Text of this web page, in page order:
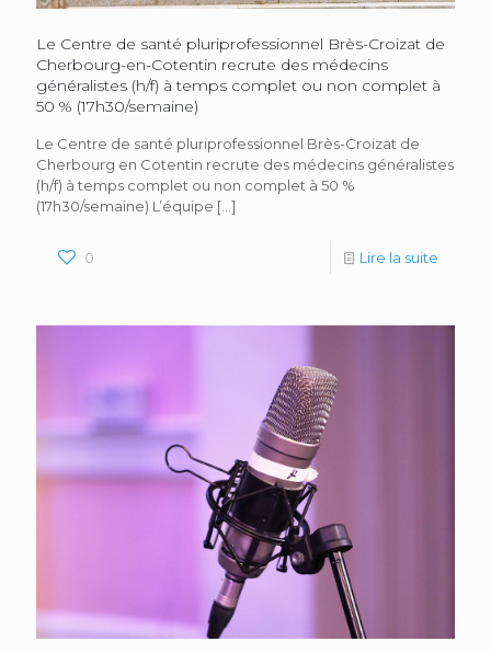
Le Centre de santé pluriprofessionnel Brès-Croizat de
Cherbourg-en-Cotentin recrute des médecins
généralistes (h/f) à temps complet ou non complet à
50 % (17h30/semaine)
Le Centre de santé pluriprofessionnel Brès-Croizat de
Cherbourg en Cotentin recrute des médecins généralistes
(h/f) à temps complet ou non complet à 50 %
(17h30/semaine) L’équipe […]
0 Lire la suite